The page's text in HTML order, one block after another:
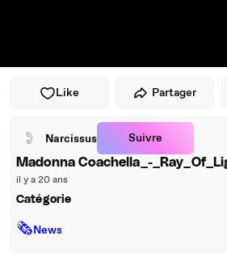
Like Partager
Narcissus Suivre
Madonna Coachella_-
il y a 20 ans
Catégorie
🗞News